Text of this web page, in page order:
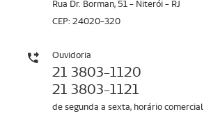
Rua Dr. Borman, 51 - Niterói - RJ
CEP: 24020-320
Ouvidoria
21 3803-1120
21 3803-1121
de segunda a sexta, horário comercial